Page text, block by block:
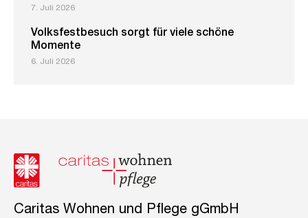
7. Juli 2026
Volksfestbesuch sorgt für viele schöne
Momente
6. Juli 2026
Caritas Wohnen und Pflege gGmbH